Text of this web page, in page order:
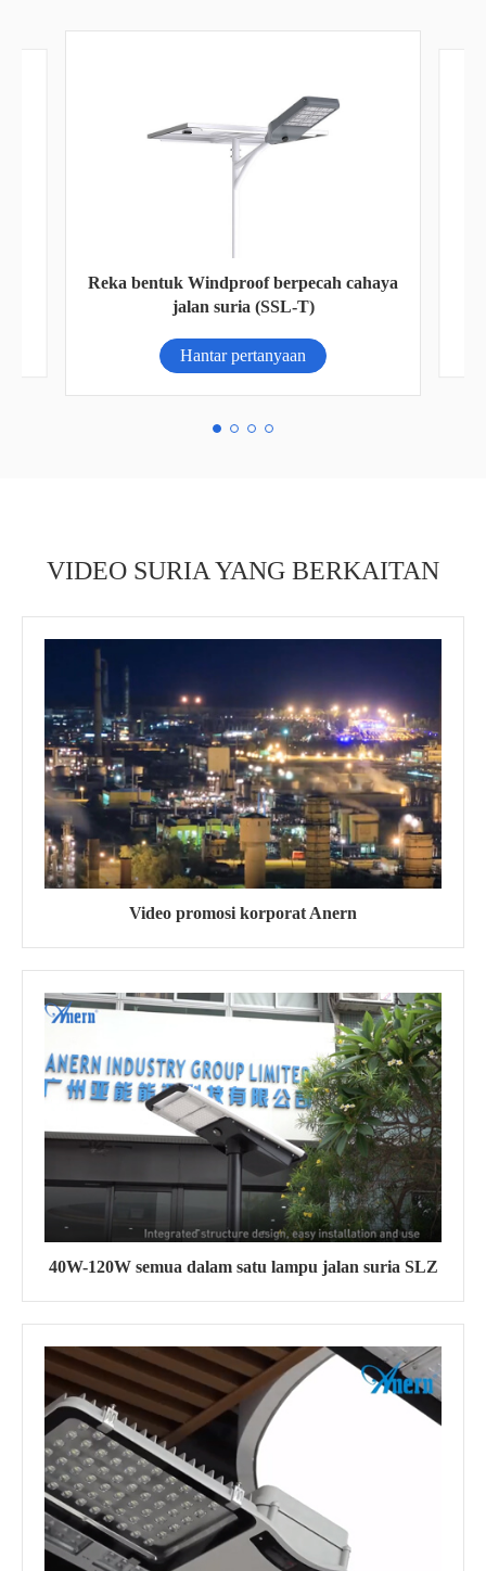
AN-FGI-DU4200 siri Solar Inverter AN-
FGI-DU4200
Hantar pertanyaan
VIDEO SURIA YANG BERKAITAN
Video promosi korporat Anern
40W-120W semua dalam satu lampu jalan suria SLZ